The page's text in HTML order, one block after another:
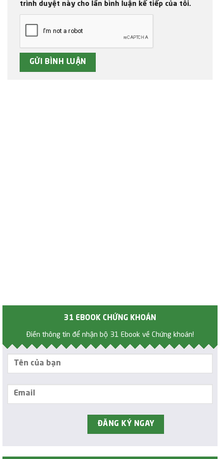
trình duyệt này cho lần bình luận kế tiếp của tôi.
31 EBOOK CHỨNG KHOÁN
Điền thông tin để nhận bộ 31 Ebook về Chứng khoán!